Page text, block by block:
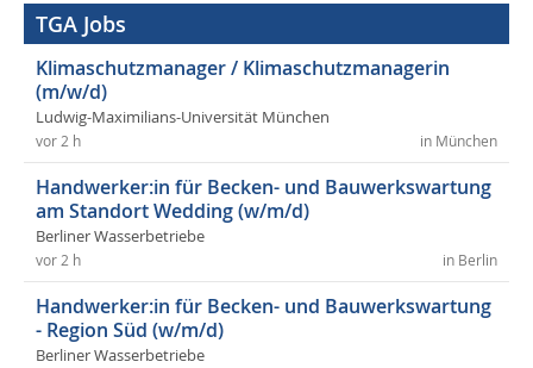
TGA Jobs
Klimaschutzmanager / Klimaschutzmanagerin
(m/w/d)
Ludwig-Maximilians-Universität München
in München
vor 2 h
Handwerker:in für Becken- und Bauwerkswartung
am Standort Wedding (w/m/d)
Berliner Wasserbetriebe
in Berlin
vor 2 h
Handwerker:in für Becken- und Bauwerkswartung
- Region Süd (w/m/d)
Berliner Wasserbetriebe